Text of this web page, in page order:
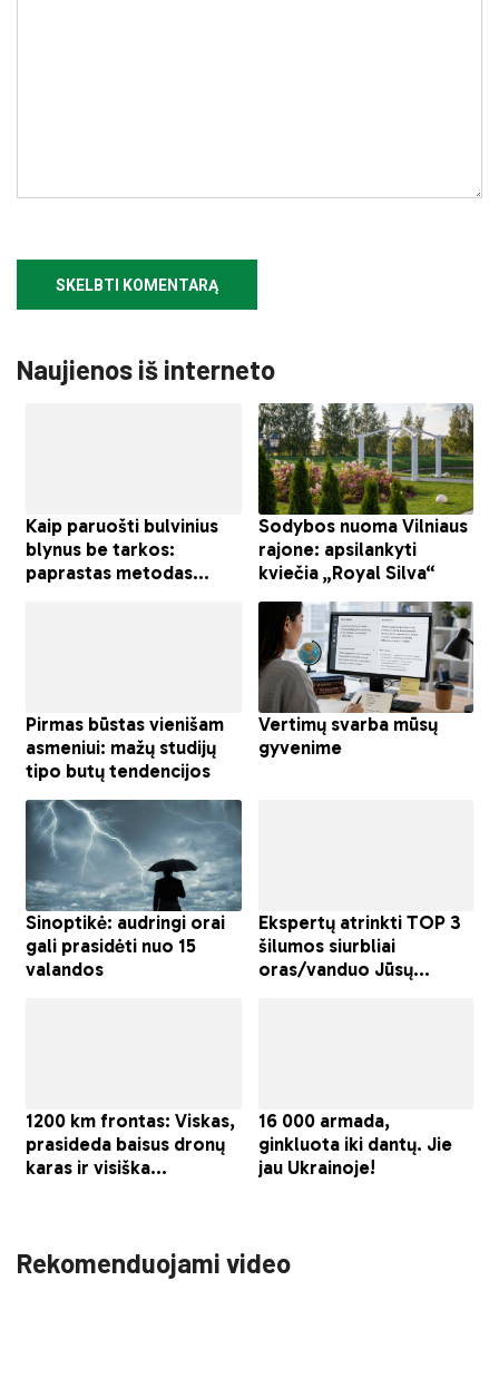
Naujienos iš interneto
Rekomenduojami video